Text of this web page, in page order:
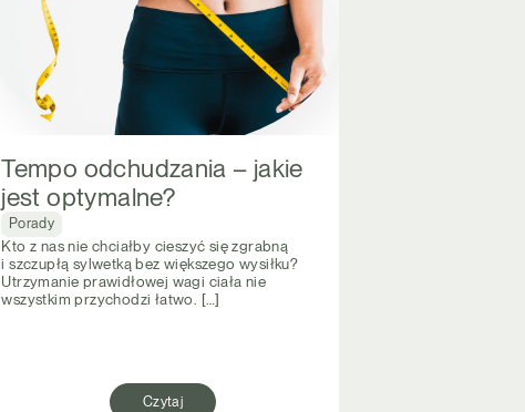
Tempo odchudzania – jakie
jest optymalne?
Porady
Kto z nas nie chciałby cieszyć się zgrabną
i szczupłą sylwetką bez większego wysiłku?
Utrzymanie prawidłowej wagi ciała nie
wszystkim przychodzi łatwo. […]
Czytaj